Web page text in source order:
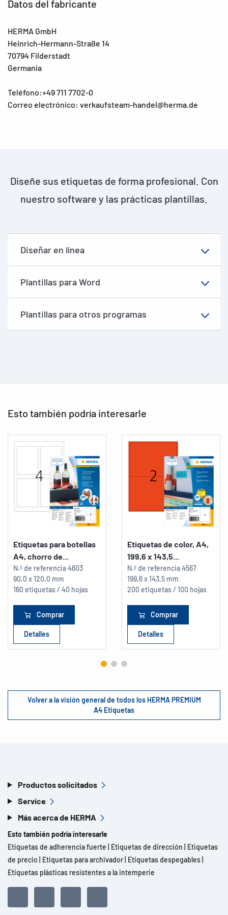
Datos del fabricante
HERMA GmbH
Heinrich-Hermann-Straße 14
70794 Filderstadt
Germania
Teléfono:+49 711 7702-0
Correo electrónico: verkaufsteam-handel@herma.de
Diseñe sus etiquetas de forma profesional. Con
nuestro software y las prácticas plantillas.
Diseñar en línea
Plantillas para Word
Plantillas para otros programas
Esto también podría interesarle
Etiquetas para botellas
A4, chorro de...
N.º de referencia4603
90,0 x 120,0 mm
160 etiquetas / 40 hojas
Comprar
Detalles
Etiquetas de color, A4,
199,6 x 143,5...
N.º de referencia4567
199,6 x 143,5 mm
200 etiquetas / 100 hojas
Comprar
Detalles
Volver a la visión general de todos los HERMA PREMIUM
A4 Etiquetas
Productos solicitados
Service
Más acerca de HERMA
Esto también podría interesarle
Etiquetas de adherencia fuerte
Etiquetas de dirección
Etiquetas
de precio
Etiquetas para archivador Etiquetas despegables
Etiquetas plásticas resistentes a la intemperie